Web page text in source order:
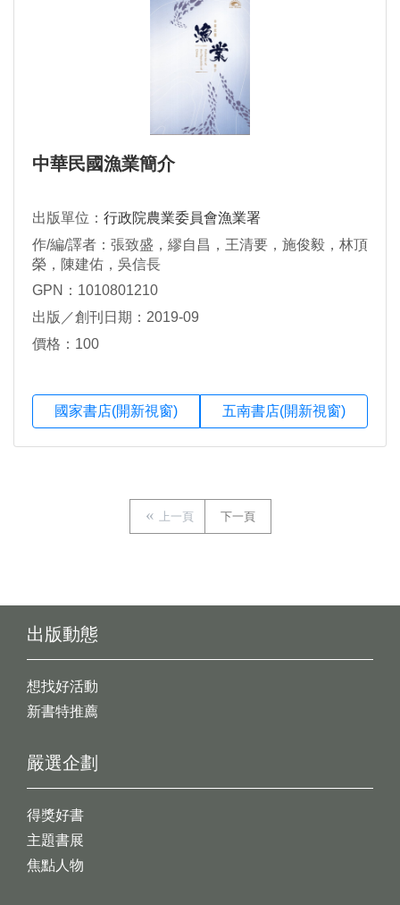
中華民國漁業簡介
出版單位： 行政院農業委員會漁業署
作/編/譯者：張致盛，繆自昌，王清要，施俊毅，林頂
榮，陳建佑，吳信長
GPN：1010801210
出版／創刊日期：2019-09
價格：100
國家書店(開新視窗) 五南書店(開新視窗)
上一頁 下一頁
出版動態
想找好活動
新書特推薦
嚴選企劃
得獎好書
主題書展
焦點人物